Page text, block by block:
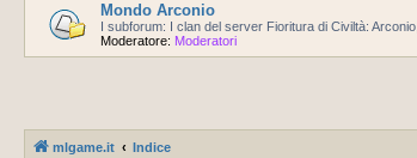
Mondo Arconio
I subforum: I clan del server Fioritura di Civiltà:
Moderatore: Moderatori
mlgame.it Indice